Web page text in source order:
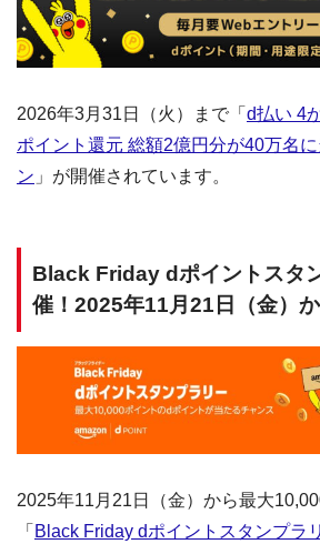
2026年3月31日（火）まで「 d払い 4
ポイント還元 総額2億円分が40万名
ン 」が開催されています。
Black Friday dポイントスタ
催！2025年11月21日（金）
2025年11月21日（金）から最大
「 Black Friday dポイントスタンプラ